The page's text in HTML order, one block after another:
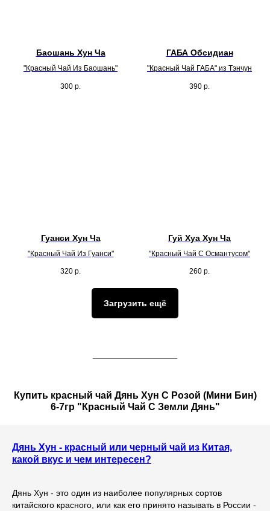
Баошань Хун Ча
"Красный Чай Из Баошань"
300 р.
ГАБА Обсидиан
"Красный Чай ГАБА" из Тэнчун
390 р.
Гуанси Хун Ча
"Красный Чай Из Гуанси"
320 р.
Гуй Хуа Хун Ча
"Красный Чай С Османтусом"
260 р.
Загрузить ещё
Купить красный чай Дянь Хун С Розой (Мини Бин)
6-7гр "Красный Чай С Земли Дянь"
Дянь Хун - красный или черный чай из Китая,
какой вкус и чем интересен?
Дянь Хун - это один из наиболее популярных сортов
китайского красного, или как его принято называть в России -